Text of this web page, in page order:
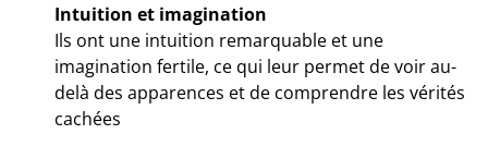
Intuition et imagination
Ils ont une intuition remarquable et une
imagination fertile, ce qui leur permet de voir au-
delà des apparences et de comprendre les vérités
cachées